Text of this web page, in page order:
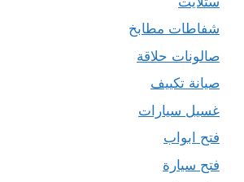
شفاطات مطابخ
صالونات حلاقة
صيانة تكييف
غسيل سيارات
فتح ابواب
فتح سيارة